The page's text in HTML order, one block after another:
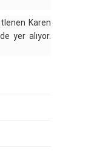
Karen
yer alıyor.